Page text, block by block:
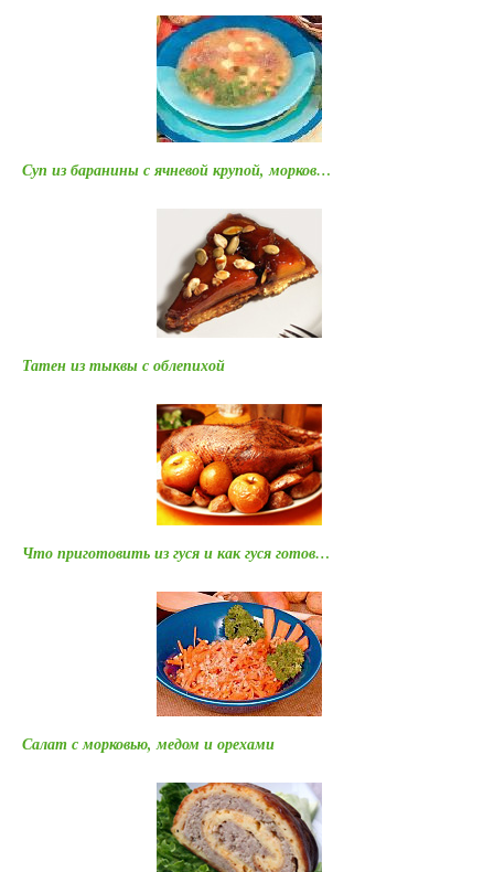
Суп из баранины с ячневой крупой, морков…
Татен из тыквы с облепихой
Что приготовить из гуся и как гуся готов…
Салат с морковью, медом и орехами